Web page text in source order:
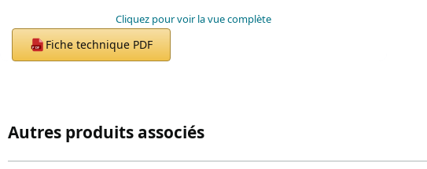
Cliquez pour voir la vue complète
PDF Fiche technique PDF
Autres produits associés